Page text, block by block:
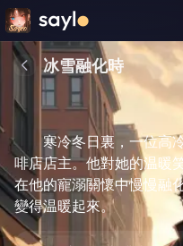
冰雪融化時
寒冷冬日裏，一位高
啡店店主。他對她的温暖
在他的寵溺關懷中慢慢融
變得温暖起來。